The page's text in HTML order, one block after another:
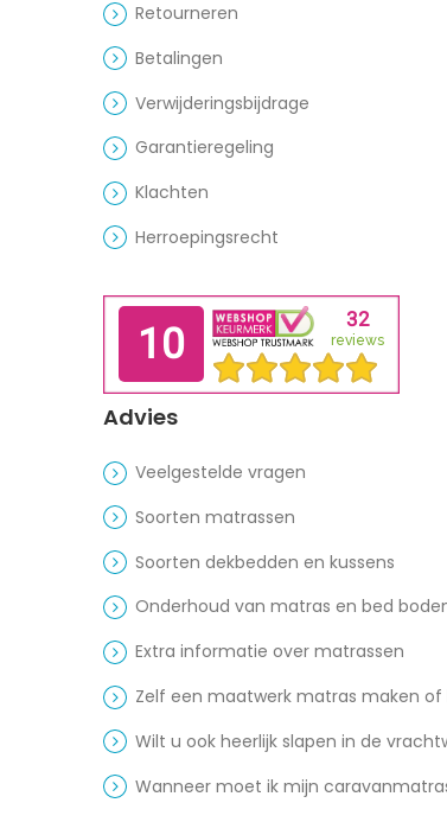
Retourneren
Betalingen
Verwijderingsbijdrage
Garantieregeling
Klachten
Herroepingsrecht
Advies
Veelgestelde vragen
Soorten matrassen
Soorten dekbedden en kussens
Onderhoud van matras en bed
Extra informatie over matrassen
Zelf een maatwerk matras maken
Wilt u ook heerlijk slapen in de
Wanneer moet ik mijn